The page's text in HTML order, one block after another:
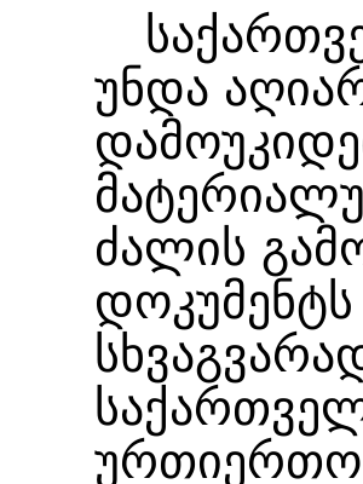
უნდა
ძალის